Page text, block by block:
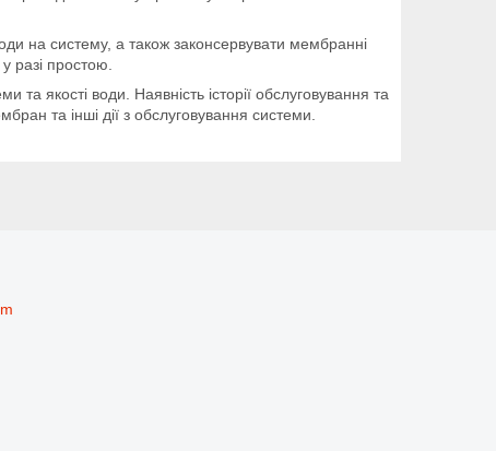
на систему, а також законсервувати мембранні
разі простою.
якості води. Наявність історії обслуговування та
та інші дії з обслуговування системи.